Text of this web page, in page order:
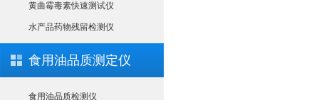
黄曲霉毒素快速测试仪
水产品药物残留检测仪
食用油品质测定仪
食用油品质检测仪